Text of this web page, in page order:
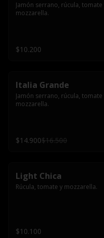
Jamón serrano, rúcula, tomate
mozzarella.
$10.200
Italia Grande
Jamón serrano, rúcula, tomate
mozzarella.
$14.900$16.500
Light Chica
Rúcula, tomate y mozzarella.
$10.100